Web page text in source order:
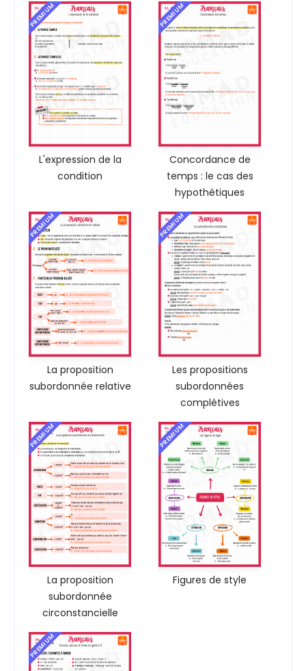
PREMIUM
L'expression de la
condition
PREMIUM
Concordance de
temps : le cas des
hypothétiques
PREMIUM
La proposition
subordonnée relative
PREMIUM
Les propositions
subordonnées
complétives
PREMIUM
La proposition
subordonnée
circonstancielle
PREMIUM
Figures de style
PREMIUM